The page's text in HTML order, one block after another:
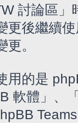
討論區
更後繼續
。
用的是
軟體」、